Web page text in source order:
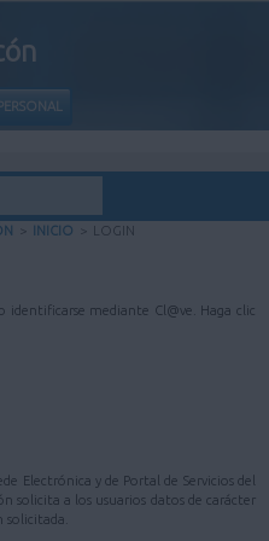
> INICIO > LOGIN
identificarse mediante Cl@ve. Haga clic
Electrónica y de Portal de Servicios del
solicita a los usuarios datos de carácter